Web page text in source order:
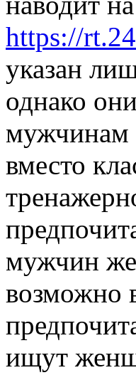
https://
указан
однако
мужчинам
вместо
мужчин
возможно
ищут